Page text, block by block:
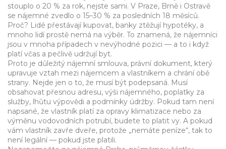
stouplo o 20 % za rok, nejste sami. V Praze, Brně i Ostravě
se nájemné zvedlo o 15–30 % za posledních 18 měsíců.
Proč? Lidé přestávají kupovat, banky ztěžují hypotéky, a
mnoho lidí prostě nemá na výběr. To znamená, že nájemníci
jsou v mnoha případech v nevýhodné pozici — a to i když
platí včas a pečlivě udržují byt.
Proto je důležitý nájemní smlouva, právní dokument, který
upravuje vztah mezi nájemcem a vlastníkem a chrání obě
strany. Nejde jen o to, že musí být podepsaná. Musí
obsahovat přesnou adresu, výši nájemného, poplatky za
služby, lhůtu výpovědi a podmínky údržby. Pokud tam není
napsané, že vlastník platí za opravy klimatizace nebo za
výměnu vodovodních potrubí, budete to platit vy. A pokud
vám vlastník zavře dveře, protože „nemáte peníze“, tak to
není legální — pokud jste platili.